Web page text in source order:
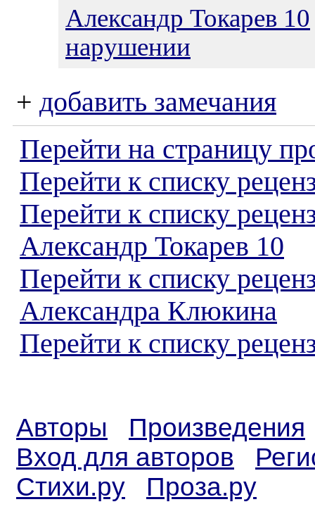
Александр Токарев 10
нарушении
+ добавить замечания
Перейти на страницу
Перейти к списку
Перейти к списку
Александр Токарев 10
Перейти к списку
Александра Клюкина
Перейти к списку
Авторы
Произведения
Вход для авторов
Стихи.ру
Проза.ру